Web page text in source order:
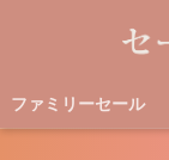
ファミリーセール